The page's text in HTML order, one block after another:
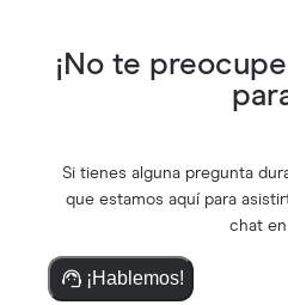
¡No te
Si tienes alguna pregunta
que estamos aquí para
chat en
¡Hablemos!